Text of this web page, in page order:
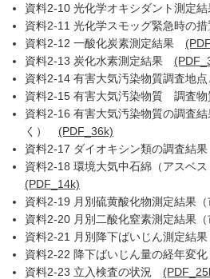
資料2-10 光化学オキシダント測定
資料2-11 光化学スモッグ緊急時の
資料2-12 一酸化炭素測定結果
資料2-13 炭化水素測定結果
資料2-14 有害大気汚染物質調査地
資料2-15 有害大気汚染物質 調査
資料2-16 有害大気汚染物質の調査
く） (PDF_36k)
資料2-17 ダイオキシン類の調査結
資料2-18 環境大気中石綿（アスベ
(PDF_14k)
資料2-19 月別硫黄酸化物測定結果
資料2-20 月別二酸化窒素測定結果
資料2-21 月別降下ばいじん測定結
資料2-22 降下ばいじん量の経年変
資料2-23 立入検査の状況